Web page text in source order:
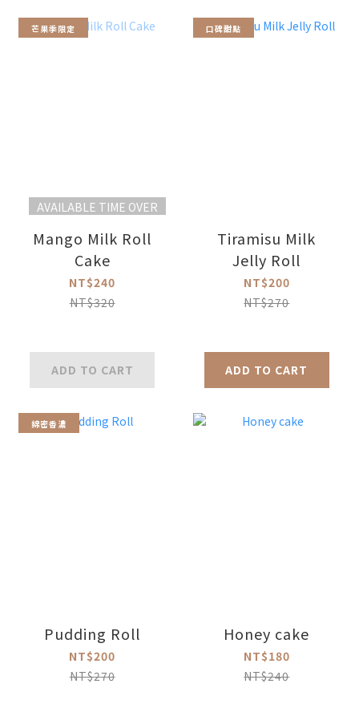
芒果季限定
AVAILABLE TIME OVER
Mango Milk Roll
Cake
NT$240
NT$320
ADD TO CART
口碑甜點
Tiramisu Milk
Jelly Roll
NT$200
NT$270
ADD TO CART
綿密香濃
Pudding Roll
NT$200
NT$270
Honey cake
NT$180
NT$240